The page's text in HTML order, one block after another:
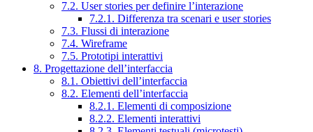
7.2. User stories per definire l’interazione
7.2.1. Differenza tra scenari e user stories
7.3. Flussi di interazione
7.4. Wireframe
7.5. Prototipi interattivi
8. Progettazione dell’interfaccia
8.1. Obiettivi dell’interfaccia
8.2. Elementi dell’interfaccia
8.2.1. Elementi di composizione
8.2.2. Elementi interattivi